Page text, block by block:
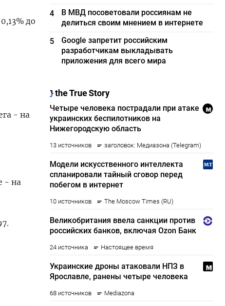
до
- на
- на
4
В МВД посоветовали россиянам не
делиться своим мнением в интернете
5
Google запретит российским
разработчикам выкладывать
приложения для всего мира